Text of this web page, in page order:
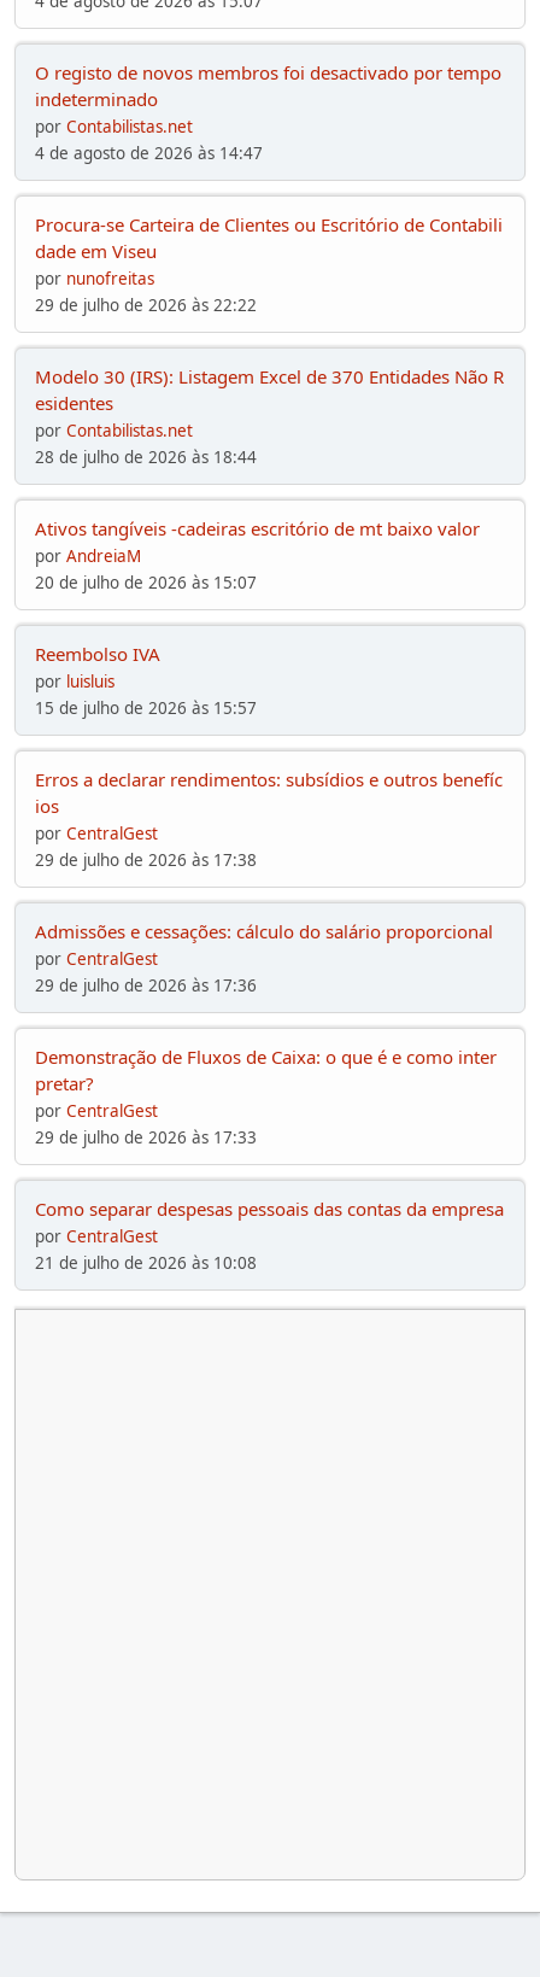
O registo de novos membros foi desactivado por tempo
indeterminado
por Contabilistas.net
4 de agosto de 2026 às 14:47
Procura-se Carteira de Clientes ou Escritório de Contabili
dade em Viseu
por nunofreitas
29 de julho de 2026 às 22:22
Modelo 30 (IRS): Listagem Excel de 370 Entidades Não R
esidentes
por Contabilistas.net
28 de julho de 2026 às 18:44
Ativos tangíveis -cadeiras escritório de mt baixo valor
por AndreiaM
20 de julho de 2026 às 15:07
Reembolso IVA
por luisluis
15 de julho de 2026 às 15:57
Erros a declarar rendimentos: subsídios e outros benefíc
ios
por CentralGest
29 de julho de 2026 às 17:38
Admissões e cessações: cálculo do salário proporcional
por CentralGest
29 de julho de 2026 às 17:36
Demonstração de Fluxos de Caixa: o que é e como inter
pretar?
por CentralGest
29 de julho de 2026 às 17:33
Como separar despesas pessoais das contas da empresa
por CentralGest
21 de julho de 2026 às 10:08